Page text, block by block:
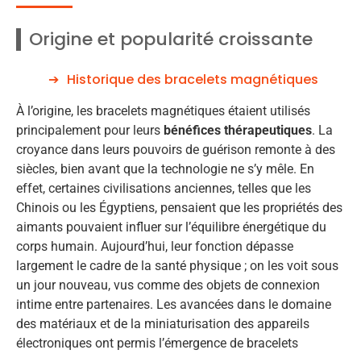
Origine et popularité croissante
Historique des bracelets magnétiques
À l’origine, les bracelets magnétiques étaient utilisés
principalement pour leurs bénéfices thérapeutiques. La
croyance dans leurs pouvoirs de guérison remonte à des
siècles, bien avant que la technologie ne s’y mêle. En
effet, certaines civilisations anciennes, telles que les
Chinois ou les Égyptiens, pensaient que les propriétés des
aimants pouvaient influer sur l’équilibre énergétique du
corps humain. Aujourd’hui, leur fonction dépasse
largement le cadre de la santé physique ; on les voit sous
un jour nouveau, vus comme des objets de connexion
intime entre partenaires. Les avancées dans le domaine
des matériaux et de la miniaturisation des appareils
électroniques ont permis l’émergence de bracelets